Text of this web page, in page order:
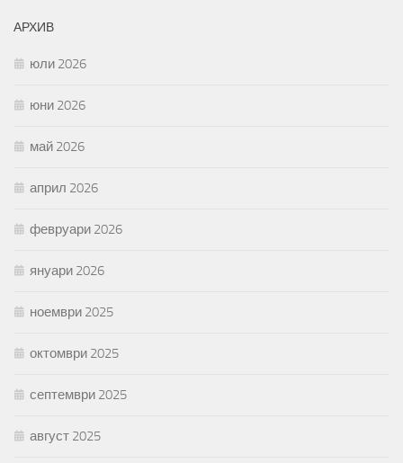
АРХИВ
юли 2026
юни 2026
май 2026
април 2026
февруари 2026
януари 2026
ноември 2025
октомври 2025
септември 2025
август 2025